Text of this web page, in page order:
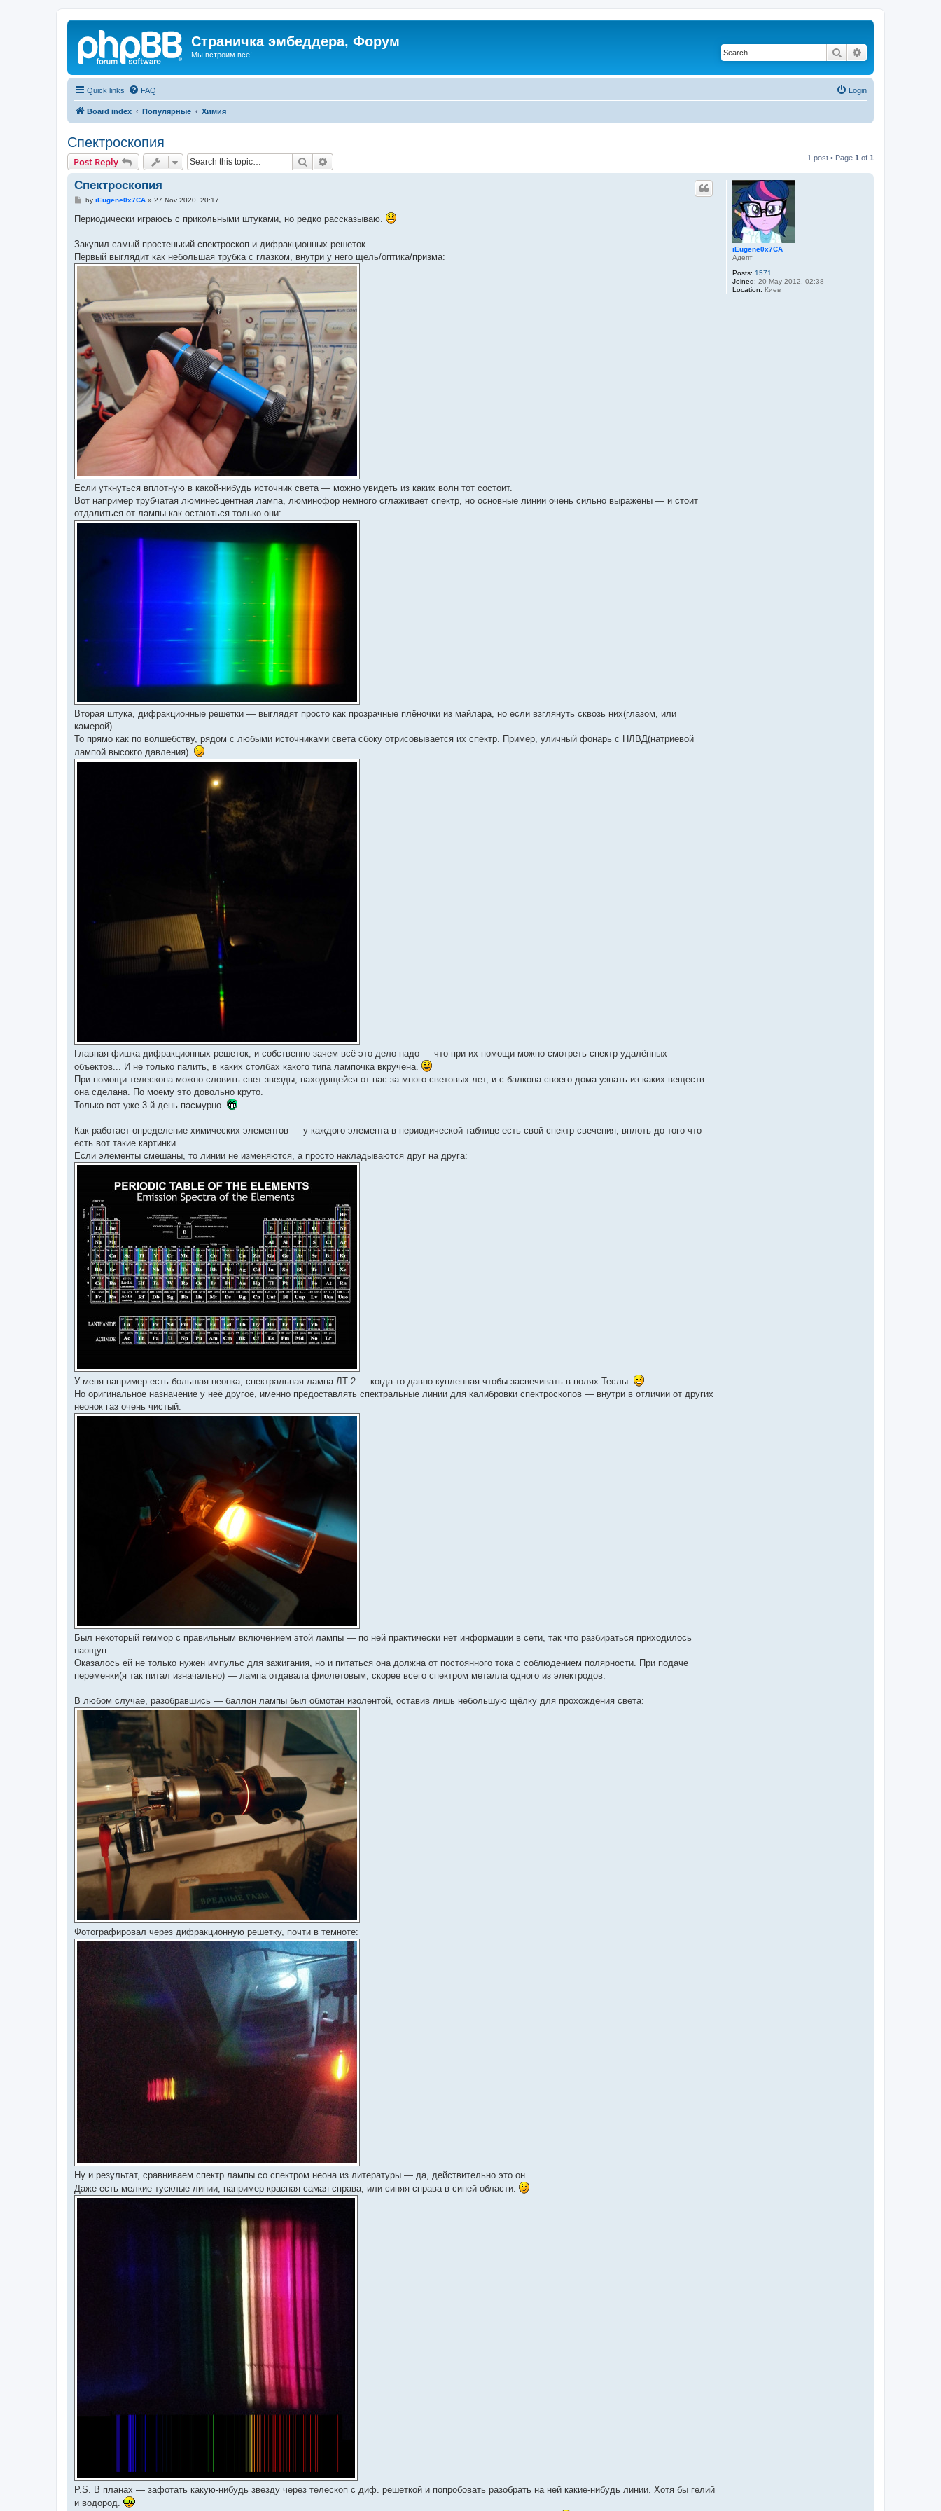
Страничка эмбеддера, Форум
Мы встроим все! Search
Quick links FAQ Login
Board index Популярные Химия
Спектроскопия
Post Reply Search 1 post • Page 1 of 1
iEugene0x7CA
Адепт
Posts: 1571
Joined: 20 May 2012, 02:38
Location: Киев
Спектроскопия
P
s
t
by iEugene0x7CA» 27 Nov 2020, 20:17
Периодически играюсь с прикольными штуками, но редко рассказываю.
Закупил самый простенький спектроскоп и дифракционных решеток.
Первый выглядит как небольшая трубка с глазком, внутри у него щель/оптика/призма:
Если уткнуться вплотную в какой-нибудь источник света — можно увидеть из каких волн тот состоит.
Вот например трубчатая люминесцентная лампа, люминофор немного сглаживает спектр, но основные линии очень сильно выражены — и стоит
отдалиться от лампы как остаються только они:
Вторая штука, дифракционные решетки — выглядят просто как прозрачные плёночки из майлара, но если взглянуть сквозь них(глазом, или
камерой)...
То прямо как по волшебству, рядом с любыми источниками света сбоку отрисовывается их спектр. Пример, уличный фонарь с НЛВД(натриевой
лампой высокго давления).
Главная фишка дифракционных решеток, и собственно зачем всё это дело надо — что при их помощи можно смотреть спектр удалённых
объектов... И не только палить, в каких столбах какого типа лампочка вкручена.
При помощи телескопа можно словить свет звезды, находящейся от нас за много световых лет, и с балкона своего дома узнать из каких веществ
она сделана. По моему это довольно круто.
Только вот уже 3-й день пасмурно.
Как работает определение химических элементов — у каждого элемента в периодической таблице есть свой спектр свечения, вплоть до того что
есть вот такие картинки.
Если элементы смешаны, то линии не изменяются, а просто накладываются друг на друга:
У меня например есть большая неонка, спектральная лампа ЛТ-2 — когда-то давно купленная чтобы засвечивать в полях Теслы.
Но оригинальное назначение у неё другое, именно предоставлять спектральные линии для калибровки спектроскопов — внутри в отличии от других
неонок газ очень чистый.
Был некоторый геммор с правильным включением этой лампы — по ней практически нет информации в сети, так что разбираться приходилось
наощуп.
Оказалось ей не только нужен импульс для зажигания, но и питаться она должна от постоянного тока с соблюдением полярности. При подаче
переменки(я так питал изначально) — лампа отдавала фиолетовым, скорее всего спектром металла одного из электродов.
В любом случае, разобравшись — баллон лампы был обмотан изолентой, оставив лишь небольшую щёлку для прохождения света:
Фотографировал через дифракционную решетку, почти в темноте:
Ну и результат, сравниваем спектр лампы со спектром неона из литературы — да, действительно это он.
Даже есть мелкие тусклые линии, например красная самая справа, или синяя справа в синей области.
P.S. В планах — зафотать какую-нибудь звезду через телескоп с диф. решеткой и попробовать разобрать на ней какие-нибудь линии. Хотя бы гелий
и водород.